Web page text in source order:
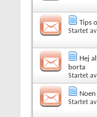
Tips
Startet av
Hej
borta
Startet av
Startet av